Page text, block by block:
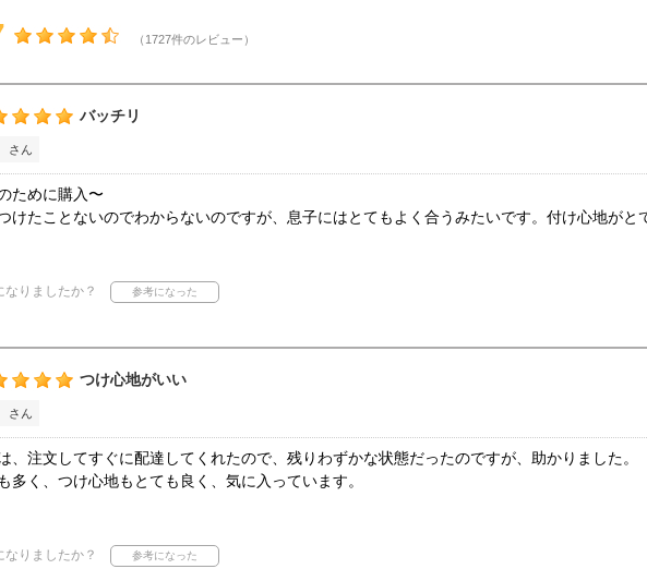
（1727件のレビュー）
バッチリ
さん
ために購入〜
けたことないのでわからないのですが、息子にはとてもよく合うみたいです。付け心地がと
なりましたか？
つけ心地がいい
さん
、注文してすぐに配達してくれたので、残りわずかな状態だったのですが、助かりました。
多く、つけ心地もとても良く、気に入っています。
なりましたか？